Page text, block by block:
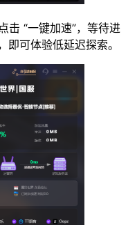
击 “一键加速”，等待进
可体验低延迟探索。